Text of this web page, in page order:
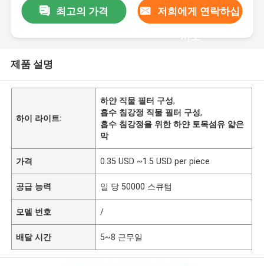
최고의 가격 저희에게 연락하십
시오
제품 설명
하이 라이트:
하얀 직물 필터 구성,
흡수 침강정 직물 필터 구성,
흡수 침강정을 위한 하얀 토목섬유 얇은
막
가격 0.35 USD ~1.5 USD per piece
공급 능력 일 당 50000 스큐텀
모델 번호 /
배달 시간 5~8 근무일